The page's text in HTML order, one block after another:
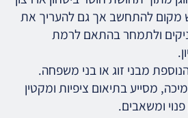
מקום להתחשב אך גם להעריך את
ולתמחר בהתאם לרמת
מבני זוג או בני משפחה.
מסייע בתיאום ציפיות ומקטין
ומשאבים.